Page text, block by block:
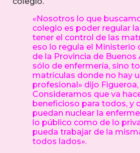
«Nosotros lo que
colegio es poder regular
tener el control de las
eso lo regula el Ministerio
de la Provincia de Buenos
sólo de enfermería, sino
matrículas donde no hay
profesional» dijo
Consideramos que va
beneficioso para todos, y
puedan nuclear la
lo público como de lo
pueda trabajar de la
todos lados».